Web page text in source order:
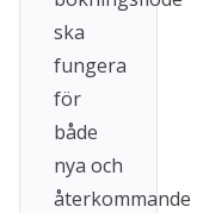
ska
fungera
för
både
nya och
återkommande